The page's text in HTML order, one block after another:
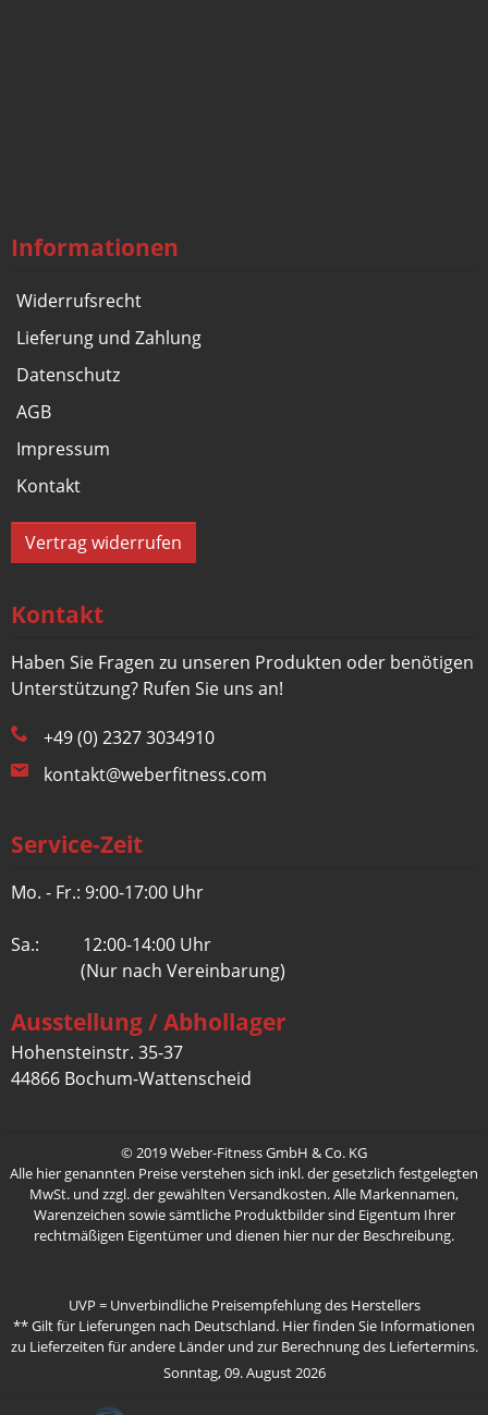
Informationen
Widerrufsrecht
Lieferung und Zahlung
Datenschutz
AGB
Impressum
Kontakt
Vertrag widerrufen
Kontakt
Haben Sie Fragen zu unseren Produkten oder benötigen
Unterstützung? Rufen Sie uns an!
+49 (0) 2327 3034910
kontakt@weberfitness.com
Service-Zeit
Mo. - Fr.: 9:00-17:00 Uhr
Sa.: 12:00-14:00 Uhr
(Nur nach Vereinbarung)
Ausstellung / Abhollager
Hohensteinstr. 35-37
44866 Bochum-Wattenscheid
© 2019 Weber-Fitness GmbH & Co. KG
Alle hier genannten Preise verstehen sich inkl. der gesetzlich festgelegten
MwSt. und zzgl. der gewählten Versandkosten. Alle Markennamen,
Warenzeichen sowie sämtliche Produktbilder sind Eigentum Ihrer
rechtmäßigen Eigentümer und dienen hier nur der Beschreibung.
UVP = Unverbindliche Preisempfehlung des Herstellers
** Gilt für Lieferungen nach Deutschland. Hierfinden Sie Informationen
zu Lieferzeiten für andere Länder und zur Berechnung des Liefertermins.
Sonntag, 09. August 2026